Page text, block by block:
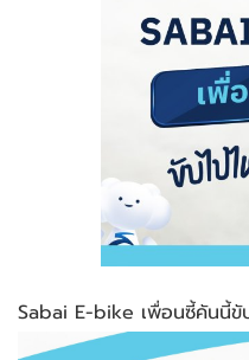
Sabai E-bike เพื่อนซี้คันนี้ขั